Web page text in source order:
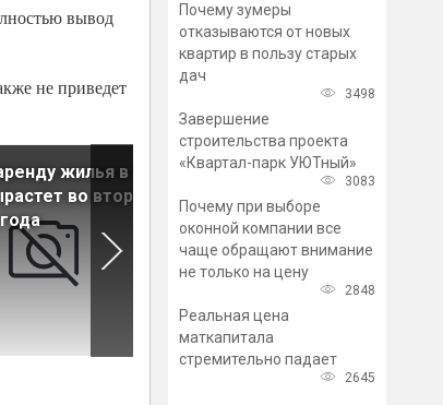
вывод
не приведет
жилья в
во второй
Арендные ставки на жилье
Петербурге ползут вниз
Почему зумеры
отказываются от новых
квартир в пользу старых
дач
3498
Завершение
строительства проекта
«Квартал-парк УЮТный»
3083
Почему при выборе
оконной компании все
чаще обращают внимание
не только на цену
2848
Реальная цена
маткапитала
стремительно падает
2645